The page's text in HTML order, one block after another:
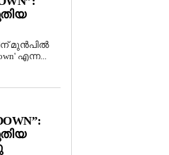
മുൻപിൽ
എന്ന...